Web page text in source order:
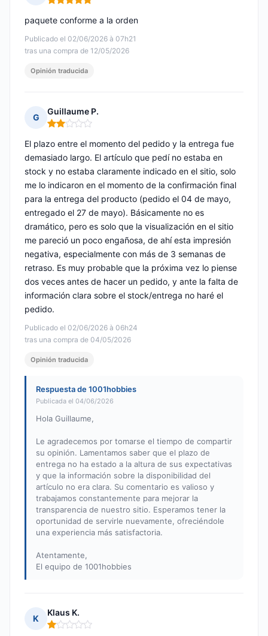
Nota: 5 de 5
Publicado el 02/06/2026 à 07h21
tras una compra de 12/05/2026
paquete conforme a la orden
Opinión traducida
G
Guillaume P.
Nota: 2 de 5
Publicado el 02/06/2026 à 06h24
tras una compra de 04/05/2026
El plazo entre el momento del pedido y la entrega fue
demasiado largo. El artículo que pedí no estaba en
stock y no estaba claramente indicado en el sitio, solo
me lo indicaron en el momento de la confirmación final
para la entrega del producto (pedido el 04 de mayo,
entregado el 27 de mayo). Básicamente no es
dramático, pero es solo que la visualización en el sitio
me pareció un poco engañosa, de ahí esta impresión
negativa, especialmente con más de 3 semanas de
retraso. Es muy probable que la próxima vez lo piense
dos veces antes de hacer un pedido, y ante la falta de
información clara sobre el stock/entrega no haré el
pedido.
Opinión traducida
Respuesta de 1001hobbies
Publicada el 04/06/2026
Hola Guillaume,
Le agradecemos por tomarse el tiempo de compartir
su opinión. Lamentamos saber que el plazo de
entrega no ha estado a la altura de sus expectativas
y que la información sobre la disponibilidad del
artículo no era clara. Su comentario es valioso y
trabajamos constantemente para mejorar la
transparencia de nuestro sitio. Esperamos tener la
oportunidad de servirle nuevamente, ofreciéndole
una experiencia más satisfactoria.
Atentamente,
El equipo de 1001hobbies
K
Klaus K.
Nota: 1 de 5